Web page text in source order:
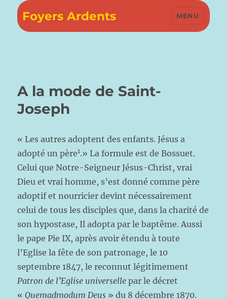
Foyers Ardents MENU
A la mode de Saint-
Joseph
« Les autres adoptent des enfants. Jésus a
adopté un père1.» La formule est de Bossuet.
Celui que Notre-Seigneur Jésus-Christ, vrai
Dieu et vrai homme, s’est donné comme père
adoptif et nourricier devint nécessairement
celui de tous les disciples que, dans la charité de
son hypostase, Il adopta par le baptême. Aussi
le pape Pie IX, après avoir étendu à toute
l’Eglise la fête de son patronage, le 10
septembre 1847, le reconnut légitimement
Patron de l’Eglise universelle par le décret
«Quemadmodum Deus » du 8 décembre 1870.